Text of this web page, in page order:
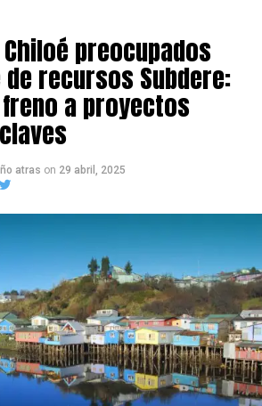
preocupados
recursos Subdere:
a proyectos
atras on 29 abril, 2025